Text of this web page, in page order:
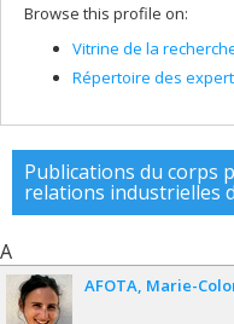
Browse this profile on:
Vitrine de la
Répertoire des
Publications du corps
relations industrielles
A
AFOTA Marie-